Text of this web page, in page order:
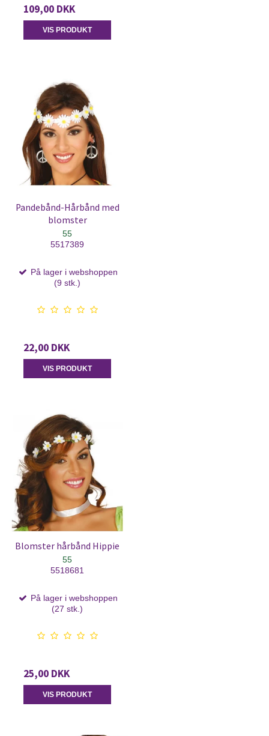
109,00 DKK
VIS PRODUKT
Pandebånd-Hårbånd med
blomster
55
5517389
På lager i webshoppen
(9 stk.)
22,00 DKK
VIS PRODUKT
Blomster hårbånd Hippie
55
5518681
På lager i webshoppen
(27 stk.)
25,00 DKK
VIS PRODUKT